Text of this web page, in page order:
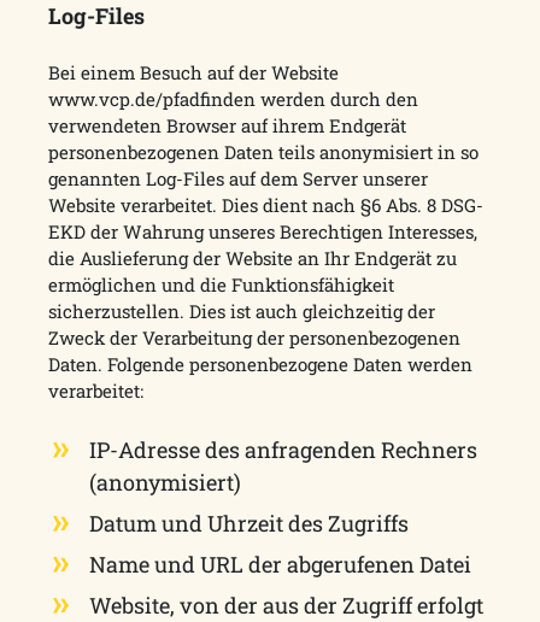
Log-Files
Bei einem Besuch auf der Website
www.vcp.de/pfadfinden werden durch den
verwendeten Browser auf ihrem Endgerät
personenbezogenen Daten teils anonymisiert in so
genannten Log-Files auf dem Server unserer
Website verarbeitet. Dies dient nach §6 Abs. 8 DSG-
EKD der Wahrung unseres Berechtigen Interesses,
die Auslieferung der Website an Ihr Endgerät zu
ermöglichen und die Funktionsfähigkeit
sicherzustellen. Dies ist auch gleichzeitig der
Zweck der Verarbeitung der personenbezogenen
Daten. Folgende personenbezogene Daten werden
verarbeitet:
IP-Adresse des anfragenden Rechners
(anonymisiert)
Datum und Uhrzeit des Zugriffs
Name und URL der abgerufenen Datei
Website, von der aus der Zugriff erfolgt